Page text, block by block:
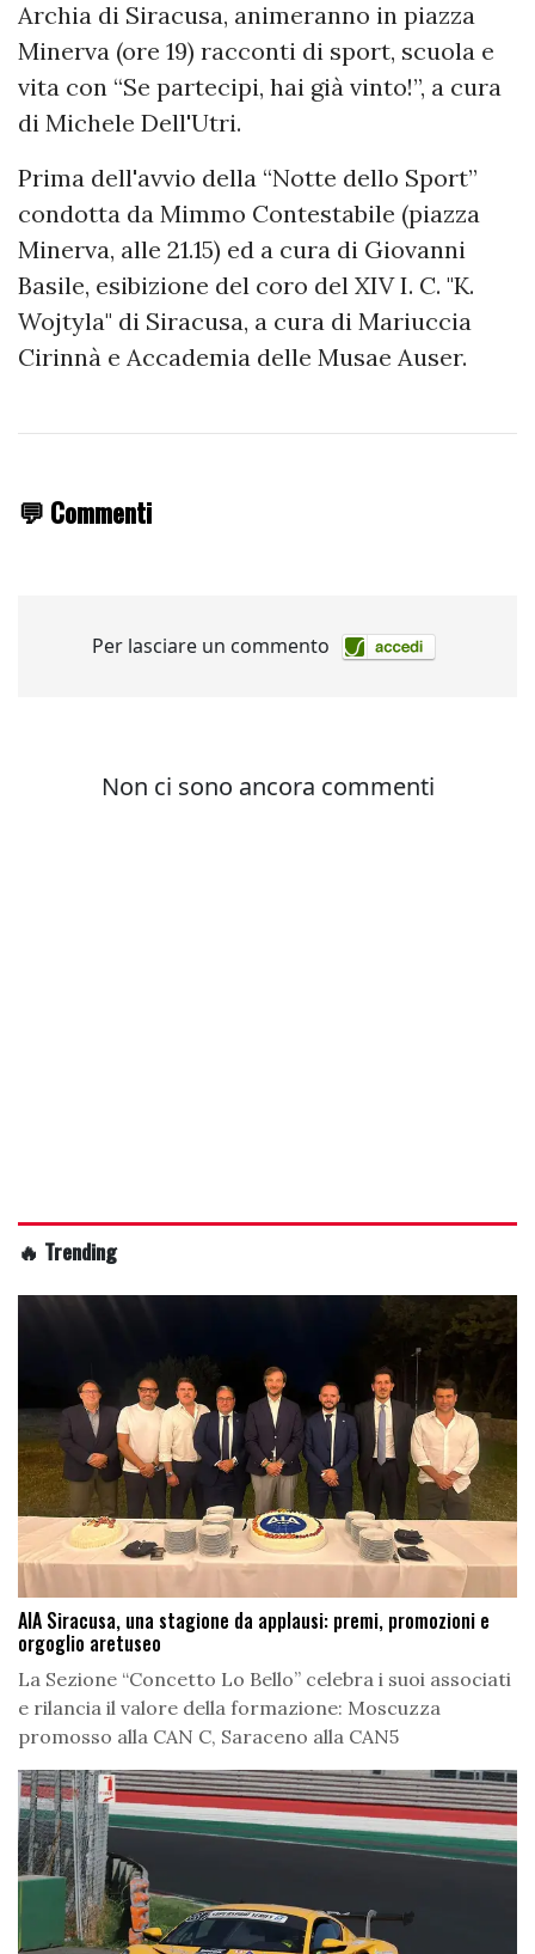
Archia di Siracusa, animeranno in piazza
Minerva (ore 19) racconti di sport, scuola e
vita con “Se partecipi, hai già vinto!”, a cura
di Michele Dell'Utri.
Prima dell'avvio della “Notte dello Sport”
condotta da Mimmo Contestabile (piazza
Minerva, alle 21.15) ed a cura di Giovanni
Basile, esibizione del coro del XIV I. C. "K.
Wojtyla" di Siracusa, a cura di Mariuccia
Cirinnà e Accademia delle Musae Auser.
💬 Commenti
🔥 Trending
AIA Siracusa, una stagione da applausi: premi, promozioni e
orgoglio aretuseo
La Sezione “Concetto Lo Bello” celebra i suoi associati
e rilancia il valore della formazione: Moscuzza
promosso alla CAN C, Saraceno alla CAN5